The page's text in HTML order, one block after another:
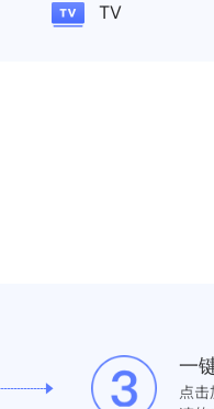
TV
一
点